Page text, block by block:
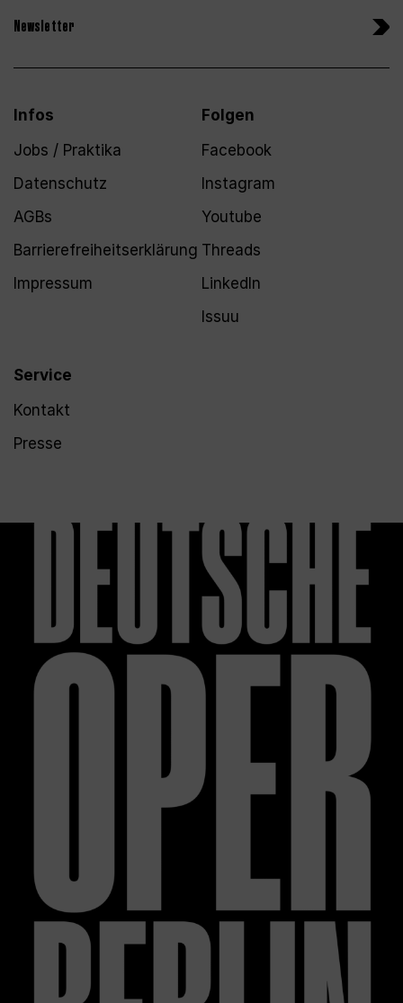
Newsletter
Infos
Jobs / Praktika
Datenschutz
AGBs
Barrierefreiheitserklärung
Impressum
Service
Kontakt
Presse
Folgen
Facebook
Instagram
Youtube
Threads
LinkedIn
Issuu